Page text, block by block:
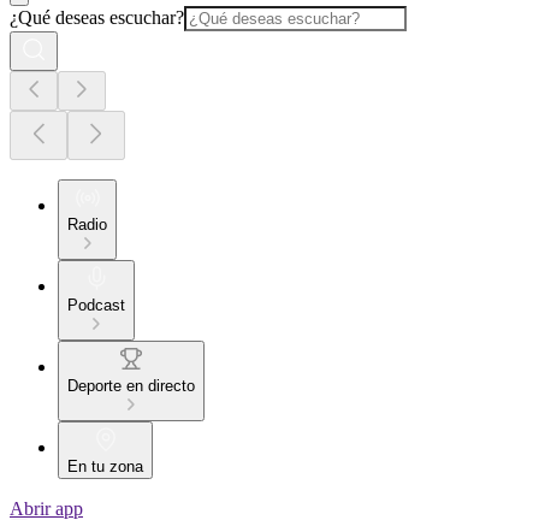
¿Qué deseas escuchar?
Radio
Podcast
Deporte en directo
En tu zona
Abrir app